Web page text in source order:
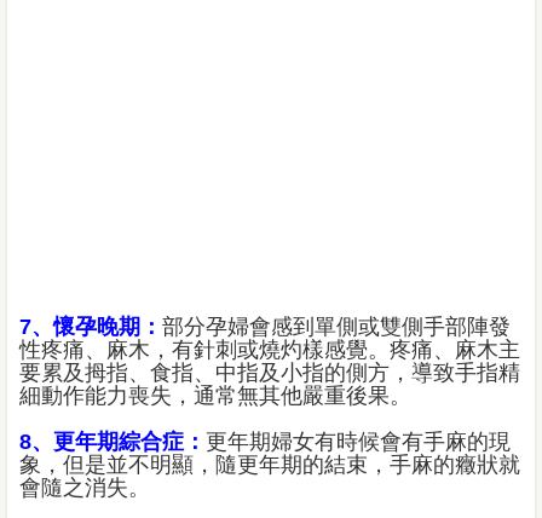
7、懷孕晚期： 部分孕婦會感到單側或雙側手部陣發
性疼痛、麻木，有針刺或燒灼樣感覺。疼痛、麻木主
要累及拇指、食指、中指及小指的側方，導致手指精
細動作能力喪失，通常無其他嚴重後果。
8、更年期綜合症： 更年期婦女有時候會有手麻的現
象，但是並不明顯，隨更年期的結束，手麻的癥狀就
會隨之消失。